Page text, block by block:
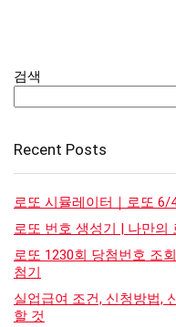
검색
Recent Posts
로또 시뮬레이터｜로또 6/
로또 번호 생성기 | 나만의
로또 1230회 당첨번호 조
첨기
실업급여 조건, 신청방법,
할 것